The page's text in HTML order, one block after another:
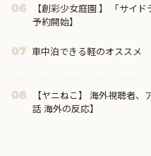
06
【創彩少女庭園 】 「サイ
予約開始】
07 車中泊できる軽のオススメ
08
【ヤニねこ】 海外視聴者
話 海外の反応】